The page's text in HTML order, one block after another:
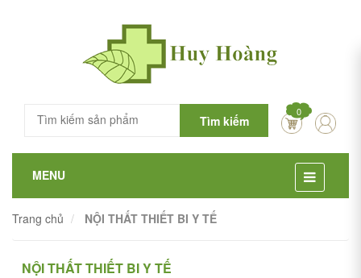
Tìm kiếm
0
MENU
Trang chủ NỘI THẤT THIẾT BI Y TẾ
NỘI THẤT THIẾT BI Y TẾ